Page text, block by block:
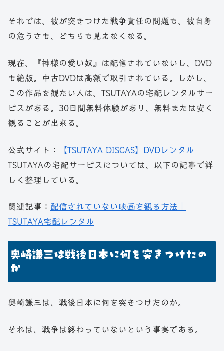
それでは、彼が突きつけた戦争責任の問題も、彼自身
の危うさも、どちらも見えなくなる。
現在、『神様の愛い奴』は配信されていないし、DVD
も絶版。中古DVDは高額で取引されている。しかし、
この作品を観たい人は、TSUTAYAの宅配レンタルサー
ビスがある。30日間無料体験があり、無料または安く
観ることが出来る。
公式サイト：
【TSUTAYA DISCAS】DVDレンタル
TSUTAYAの宅配サービスについては、以下の記事で詳
しく整理している。
関連記事： 配信されていない映画を観る方法｜
TSUTAYA宅配レンタル
奥崎謙三は戦後日本に何を突きつけたの
か
奥崎謙三は、戦後日本に何を突きつけたのか。
それは、戦争は終わっていないという事実である。